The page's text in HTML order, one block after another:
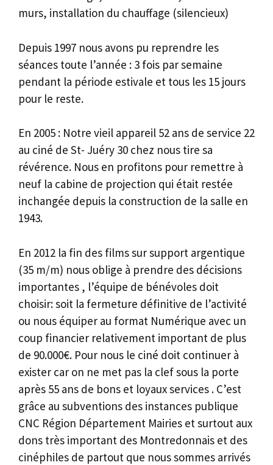
murs, installation du chauffage (silencieux)
Depuis 1997 nous avons pu reprendre les
séances toute l’année : 3 fois par semaine
pendant la période estivale et tous les 15 jours
pour le reste.
En 2005 : Notre vieil appareil 52 ans de service 22
au ciné de St- Juéry 30 chez nous tire sa
révérence. Nous en profitons pour remettre à
neuf la cabine de projection qui était restée
inchangée depuis la construction de la salle en
1943.
En 2012 la fin des films sur support argentique
(35 m/m) nous oblige à prendre des décisions
importantes , l’équipe de bénévoles doit
choisir: soit la fermeture définitive de l’activité
ou nous équiper au format Numérique avec un
coup financier relativement important de plus
de 90.000€. Pour nous le ciné doit continuer à
exister car on ne met pas la clef sous la porte
après 55 ans de bons et loyaux services . C’est
grâce au subventions des instances publique
CNC Région Département Mairies et surtout aux
dons très important des Montredonnais et des
cinéphiles de partout que nous sommes arrivés